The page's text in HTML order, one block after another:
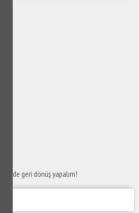
geri dönüş yapalım!